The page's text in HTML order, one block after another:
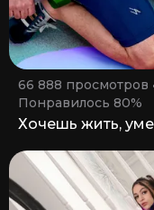
66 888 просмотров
Понравилось 80%
Хочешь жить,